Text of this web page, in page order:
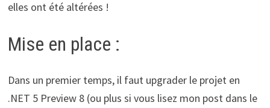
elles ont été altérées !
Mise en place :
Dans un premier temps, il faut upgrader le projet en
.NET 5 Preview 8 (ou plus si vous lisez mon post dans le